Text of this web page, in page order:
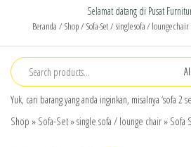
Selamat datang di Pusat
Beranda / Shop/ Sofa-Set/ single sofa / lounge chair
Yuk, cari barang yang anda inginkan, misalnya ‘sofa 2
Shop » Sofa-Set»single sofa / lounge chair» Sofa